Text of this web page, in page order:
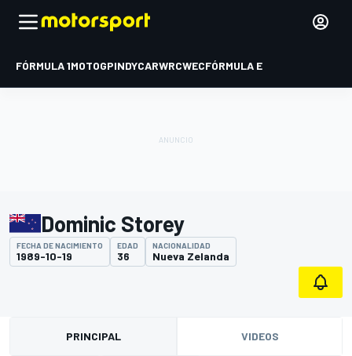
FÓRMULA 1MOTOGPINDYCARWRCWECFÓRMULA E
Dominic Storey
FECHA DE NACIMIENTO
1989-10-19
EDAD
36
NACIONALIDAD
Nueva Zelanda
PRINCIPAL VIDEOS